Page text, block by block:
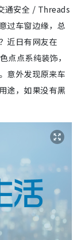
通安全 / Threads
过车窗边缘，总
近日有网友在
点系纯装饰，
意外发现原来车
途，如果没有黑